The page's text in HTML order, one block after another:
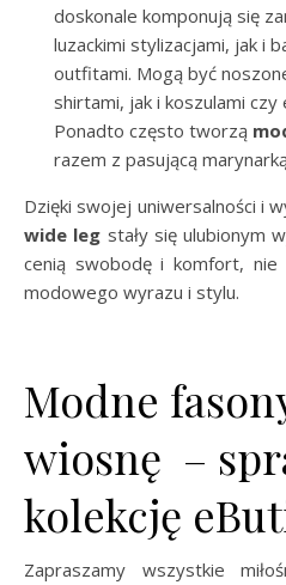
doskonale komponują się
luzackimi stylizacjami, jak i
outfitami. Mogą być
shirtami, jak i koszulami czy
Ponadto często tworzą
razem z pasującą
Dzięki swojej uniwersalności i
wide leg stały się ulubionym
cenią swobodę i komfort, nie
modowego wyrazu i stylu.
Modne
wiosnę –
kolekcję
Zapraszamy wszystkie